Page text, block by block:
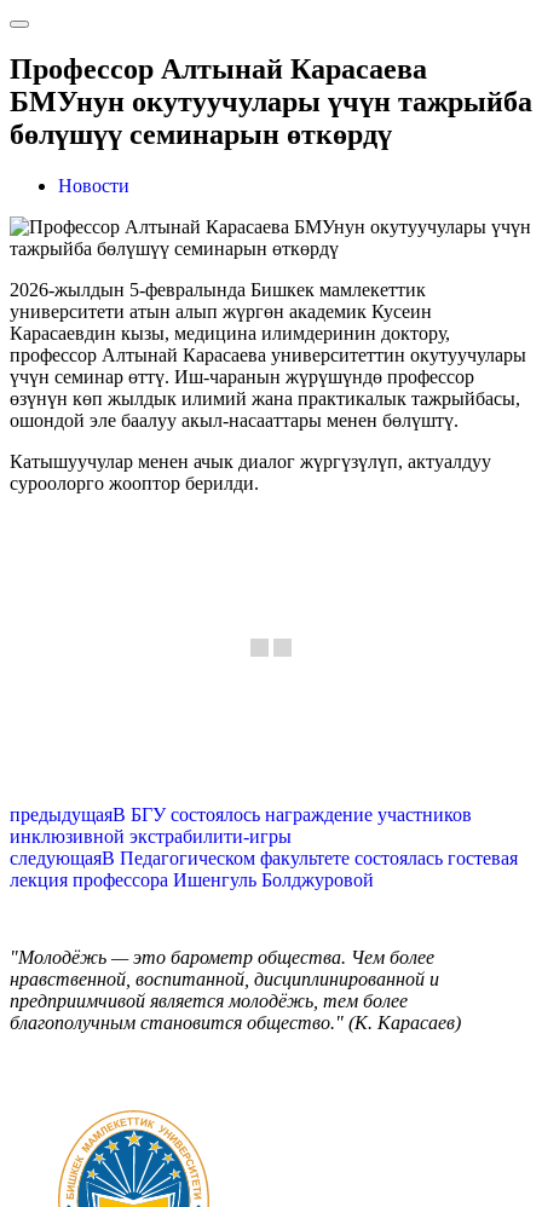
Профессор Алтынай Карасаева
БМУнун окутуучулары үчүн тажрыйба
бөлүшүү семинарын өткөрдү
Новости
2026-жылдын 5-февралында Бишкек мамлекеттик
университети атын алып жүргөн академик Кусеин
Карасаевдин кызы, медицина илимдеринин доктору,
профессор Алтынай Карасаева университеттин окутуучулары
үчүн семинар өттү. Иш-чаранын жүрүшүндө профессор
өзүнүн көп жылдык илимий жана практикалык тажрыйбасы,
ошондой эле баалуу акыл-насааттары менен бөлүштү.
Катышуучулар менен ачык диалог жүргүзүлүп, актуалдуу
суроолорго жооптор берилди.
предыдущаяВ БГУ состоялось награждение участников
инклюзивной экстрабилити-игры
следующаяВ Педагогическом факультете состоялась гостевая
лекция профессора Ишенгуль Болджуровой
"Молодёжь — это барометр общества. Чем более
нравственной, воспитанной, дисциплинированной и
предприимчивой является молодёжь, тем более
благополучным становится общество." (К. Карасаев)